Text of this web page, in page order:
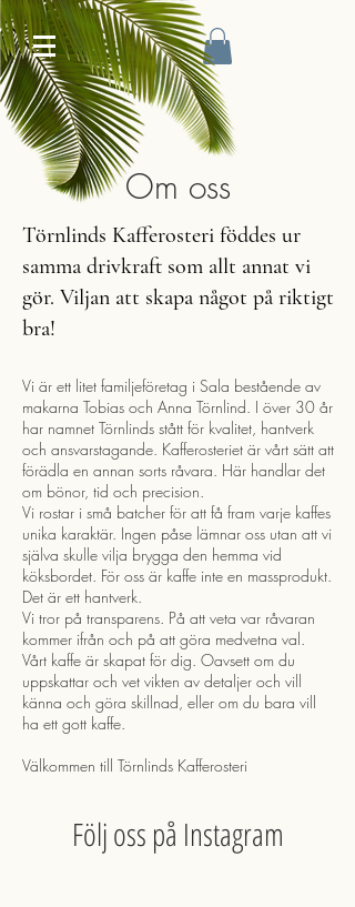
Om oss
Törnlinds Kafferosteri föddes ur
samma drivkraft som allt annat vi
gör. Viljan att skapa något på riktigt
bra!
Vi är ett litet familjeföretag i Sala bestående av
makarna Tobias och Anna Törnlind. I över 30 år
har namnet Törnlinds stått för kvalitet, hantverk
och ansvarstagande. Kafferosteriet är vårt sätt att
förädla en annan sorts råvara. Här handlar det
om bönor, tid och precision.
Vi rostar i små batcher för att få fram varje kaffes
unika karaktär. Ingen påse lämnar oss utan att vi
själva skulle vilja brygga den hemma vid
köksbordet. För oss är kaffe inte en massprodukt.
Det är ett hantverk.
Vi tror på transparens. På att veta var råvaran
kommer ifrån och på att göra medvetna val.
Vårt kaffe är skapat för dig. Oavsett om du
uppskattar och vet vikten av detaljer och vill
känna och göra skillnad, eller om du bara vill
ha ett gott kaffe.
Välkommen till Törnlinds Kafferosteri
Följ oss på Instagram